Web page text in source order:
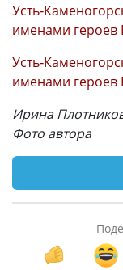
Усть-
именами героев
Усть-
именами героев
Ирина
Фото автора